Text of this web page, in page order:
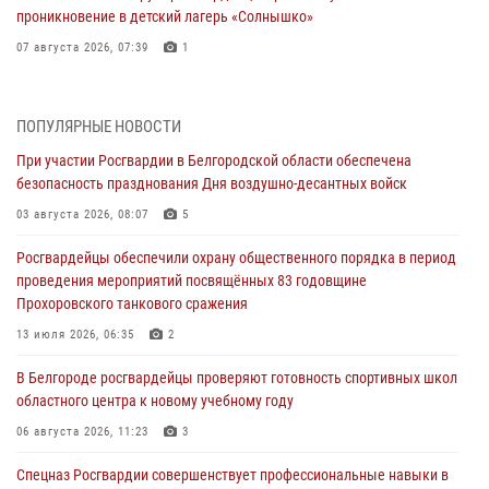
проникновение в детский лагерь «Солнышко»
07 августа 2026, 07:39 1
Подвиги героев‑росгвардейцев увековечили в новой музейной
экспозиции белгородского музея‑диорамы «Курская битва.
06 августа 2026, 12:05 3
В Белгороде росгвардейцы проверяют готовность спортивных школ
областного центра к новому учебному году
Росгвардия обеспечила общественную безопасность празднования
83-й годовщины освобождения г. Белгорода от немецко -
06 августа 2026, 06:54 3
ПОПУЛЯРНЫЕ НОВОСТИ
При участии Росгвардии в Белгородской области обеспечена
безопасность празднования Дня воздушно-десантных войск
03 августа 2026, 08:07 5
Росгвардейцы обеспечили охрану общественного порядка в период
проведения мероприятий посвящённых 83 годовщине
Прохоровского танкового сражения
13 июля 2026, 06:35 2
В Белгороде росгвардейцы проверяют готовность спортивных школ
областного центра к новому учебному году
06 августа 2026, 11:23 3
Спецназ Росгвардии совершенствует профессиональные навыки в